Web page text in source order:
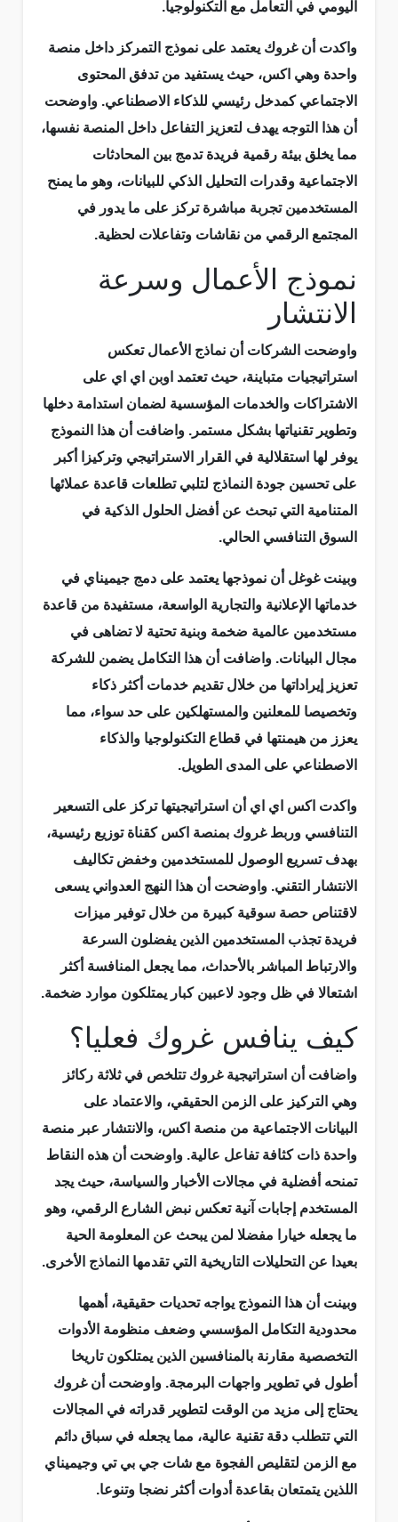
اليومي في التعامل مع التكنولوجيا.
واكدت أن غروك يعتمد على نموذج التمركز داخل منصة
واحدة وهي اكس، حيث يستفيد من تدفق المحتوى
الاجتماعي كمدخل رئيسي للذكاء الاصطناعي. واوضحت
أن هذا التوجه يهدف لتعزيز التفاعل داخل المنصة نفسها،
مما يخلق بيئة رقمية فريدة تدمج بين المحادثات
الاجتماعية وقدرات التحليل الذكي للبيانات، وهو ما يمنح
المستخدمين تجربة مباشرة تركز على ما يدور في
المجتمع الرقمي من نقاشات وتفاعلات لحظية.
نموذج الأعمال وسرعة
الانتشار
واوضحت الشركات أن نماذج الأعمال تعكس
استراتيجيات متباينة، حيث تعتمد اوبن اي اي على
الاشتراكات والخدمات المؤسسية لضمان استدامة دخلها
وتطوير تقنياتها بشكل مستمر. واضافت أن هذا النموذج
يوفر لها استقلالية في القرار الاستراتيجي وتركيزا أكبر
على تحسين جودة النماذج لتلبي تطلعات قاعدة عملائها
المتنامية التي تبحث عن أفضل الحلول الذكية في
السوق التنافسي الحالي.
وبينت غوغل أن نموذجها يعتمد على دمج جيميناي في
خدماتها الإعلانية والتجارية الواسعة، مستفيدة من قاعدة
مستخدمين عالمية ضخمة وبنية تحتية لا تضاهى في
مجال البيانات. واضافت أن هذا التكامل يضمن للشركة
تعزيز إيراداتها من خلال تقديم خدمات أكثر ذكاء
وتخصيصا للمعلنين والمستهلكين على حد سواء، مما
يعزز من هيمنتها في قطاع التكنولوجيا والذكاء
الاصطناعي على المدى الطويل.
واكدت اكس اي اي أن استراتيجيتها تركز على التسعير
التنافسي وربط غروك بمنصة اكس كقناة توزيع رئيسية،
بهدف تسريع الوصول للمستخدمين وخفض تكاليف
الانتشار التقني. واوضحت أن هذا النهج العدواني يسعى
لاقتناص حصة سوقية كبيرة من خلال توفير ميزات
فريدة تجذب المستخدمين الذين يفضلون السرعة
والارتباط المباشر بالأحداث، مما يجعل المنافسة أكثر
اشتعالا في ظل وجود لاعبين كبار يمتلكون موارد ضخمة.
كيف ينافس غروك فعليا؟
واضافت أن استراتيجية غروك تتلخص في ثلاثة ركائز
وهي التركيز على الزمن الحقيقي، والاعتماد على
البيانات الاجتماعية من منصة اكس، والانتشار عبر منصة
واحدة ذات كثافة تفاعل عالية. واوضحت أن هذه النقاط
تمنحه أفضلية في مجالات الأخبار والسياسة، حيث يجد
المستخدم إجابات آنية تعكس نبض الشارع الرقمي، وهو
ما يجعله خيارا مفضلا لمن يبحث عن المعلومة الحية
بعيدا عن التحليلات التاريخية التي تقدمها النماذج الأخرى.
وبينت أن هذا النموذج يواجه تحديات حقيقية، أهمها
محدودية التكامل المؤسسي وضعف منظومة الأدوات
التخصصية مقارنة بالمنافسين الذين يمتلكون تاريخا
أطول في تطوير واجهات البرمجة. واوضحت أن غروك
يحتاج إلى مزيد من الوقت لتطوير قدراته في المجالات
التي تتطلب دقة تقنية عالية، مما يجعله في سباق دائم
مع الزمن لتقليص الفجوة مع شات جي بي تي وجيميناي
اللذين يتمتعان بقاعدة أدوات أكثر نضجا وتنوعا.